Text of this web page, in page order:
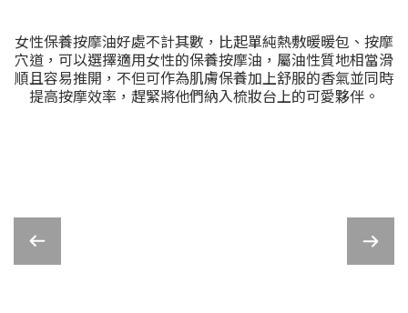
女性保養按摩油好處不計其數，比起單純熱敷暖暖包、按摩
穴道，可以選擇適用女性的保養按摩油，屬油性質地相當滑
順且容易推開，不但可作為肌膚保養加上舒服的香氣並同時
提高按摩效率，趕緊將他們納入梳妝台上的可愛夥伴。